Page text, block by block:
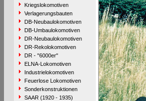
Kriegslokomotiven
Verlagerungsbauten
DB-Neubaulokomotiven
DB-Umbaulokomotiven
DR-Neubaulokomotiven
DR-Rekolokomotiven
DR - "6000er"
ELNA-Lokomotiven
Industrielokomotiven
Feuerlose Lokomotiven
Sonderkonstruktionen
SAAR (1920 - 1935)